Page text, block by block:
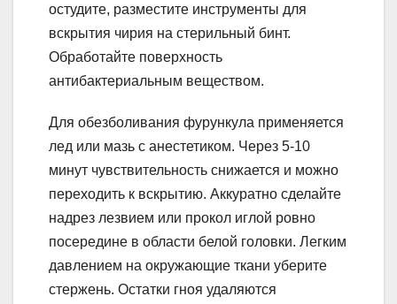
остудите, разместите инструменты для
вскрытия чирия на стерильный бинт.
Обработайте поверхность
антибактериальным веществом.
Для обезболивания фурункула применяется
лед или мазь с анестетиком. Через 5-10
минут чувствительность снижается и можно
переходить к вскрытию. Аккуратно сделайте
надрез лезвием или прокол иглой ровно
посередине в области белой головки. Легким
давлением на окружающие ткани уберите
стержень. Остатки гноя удаляются